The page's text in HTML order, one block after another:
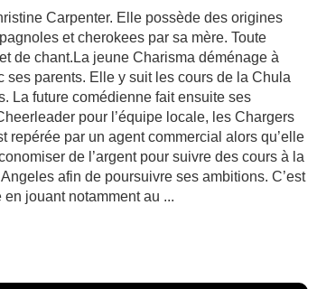
Carpenter. Elle possède des origines
et cherokees par sa mère. Toute
de chant.La jeune Charisma déménage à
ses parents. Elle y suit les cours de la Chula
La future comédienne fait ensuite ses
pour l’équipe locale, les Chargers
repérée par un agent commercial alors qu’elle
de l’argent pour suivre des cours à la
afin de poursuivre ses ambitions. C’est
jouant notamment au ...